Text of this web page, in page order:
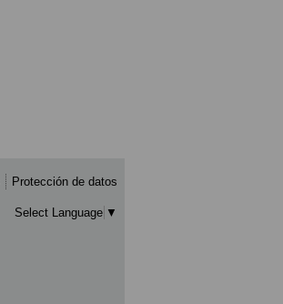
Protección de datos
Select Language ▼